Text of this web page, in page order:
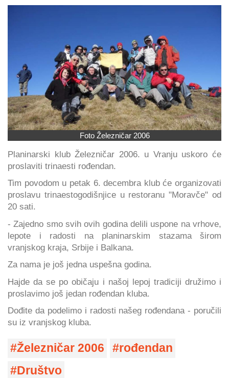
Foto Železničar 2006
Planinarski klub Železničar 2006. u Vranju uskoro će
proslaviti trinaesti rođendan.
Tim povodom u petak 6. decembra klub će organizovati
proslavu trinaestogodišnjice u restoranu "Moravče" od
20 sati.
- Zajedno smo svih ovih godina delili uspone na vrhove,
lepote i radosti na planinarskim stazama širom
vranjskog kraja, Srbije i Balkana.
Za nama je još jedna uspešna godina.
Hajde da se po običaju i našoj lepoj tradiciji družimo i
proslavimo još jedan rođendan kluba.
Dođite da podelimo i radosti našeg rođendana - poručili
su iz vranjskog kluba.
Železničar 2006
rođendan
Društvo